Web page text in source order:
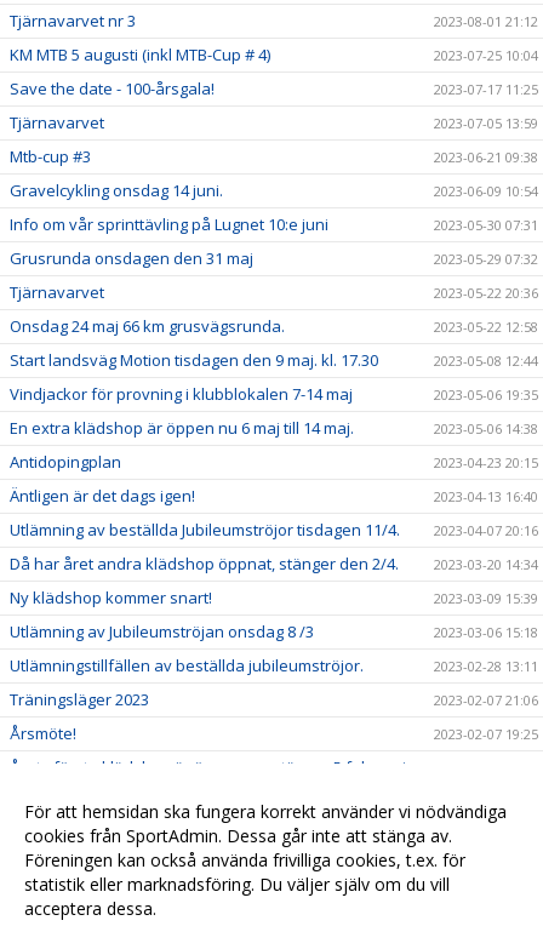
Tjärnavarvet nr 3 2023-08-01 21:12
KM MTB 5 augusti (inkl MTB-Cup # 4) 2023-07-25 10:04
Save the date - 100-årsgala! 2023-07-17 11:25
Tjärnavarvet 2023-07-05 13:59
Mtb-cup #3 2023-06-21 09:38
Gravelcykling onsdag 14 juni. 2023-06-09 10:54
Info om vår sprinttävling på Lugnet 10:e juni 2023-05-30 07:31
Grusrunda onsdagen den 31 maj 2023-05-29 07:32
Tjärnavarvet 2023-05-22 20:36
Onsdag 24 maj 66 km grusvägsrunda. 2023-05-22 12:58
Start landsväg Motion tisdagen den 9 maj. kl. 17.30 2023-05-08 12:44
Vindjackor för provning i klubblokalen 7-14 maj 2023-05-06 19:35
En extra klädshop är öppen nu 6 maj till 14 maj. 2023-05-06 14:38
Antidopingplan 2023-04-23 20:15
Äntligen är det dags igen! 2023-04-13 16:40
Utlämning av beställda Jubileumströjor tisdagen 11/4. 2023-04-07 20:16
Då har året andra klädshop öppnat, stänger den 2/4. 2023-03-20 14:34
Ny klädshop kommer snart! 2023-03-09 15:39
Utlämning av Jubileumströjan onsdag 8 /3 2023-03-06 15:18
Utlämningstillfällen av beställda jubileumströjor. 2023-02-28 13:11
Träningsläger 2023 2023-02-07 21:06
Årsmöte! 2023-02-07 19:25
Årets första klädshop är öppen nu, stänger 5 februari.
Ny kläddesign för åren 2023-2027 2022-12-29 10:21
Vinterträningar 2023 2022-11-17 10:00
Strategidag Borlänge CK 2022-11-17 09:58
För att hemsidan ska fungera korrekt använder vi nödvändiga
cookies från SportAdmin. Dessa går inte att stänga av.
Föreningen kan också använda frivilliga cookies, t.ex. för
statistik eller marknadsföring. Du väljer själv om du vill
acceptera dessa.